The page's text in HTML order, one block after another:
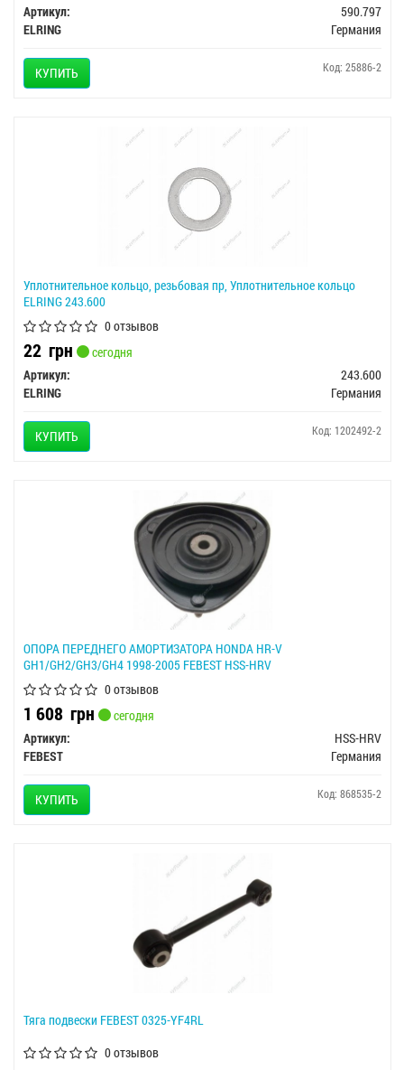
Артикул:
590.797
ELRING
Германия
КУПИТЬ Код: 25886-2
Уплотнительное кольцо, резьбовая пр, Уплотнительное кольцо
ELRING 243.600
0 отзывов
22 грн
сегодня
Артикул:
243.600
ELRING
Германия
КУПИТЬ Код: 1202492-2
ОПОРА ПЕРЕДНЕГО АМОРТИЗАТОРА HONDA HR-V
GH1/GH2/GH3/GH4 1998-2005 FEBEST HSS-HRV
0 отзывов
1 608 грн
сегодня
Артикул:
HSS-HRV
FEBEST
Германия
КУПИТЬ Код: 868535-2
Тяга подвески FEBEST 0325-YF4RL
0 отзывов